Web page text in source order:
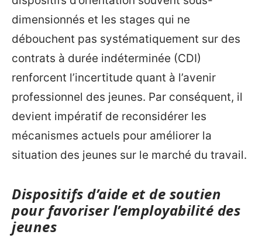
dimensionnés et les stages qui ne
débouchent pas systématiquement sur des
contrats à durée indéterminée (CDI)
renforcent l’incertitude quant à l’avenir
professionnel des jeunes. Par conséquent, il
devient impératif de reconsidérer les
mécanismes actuels pour améliorer la
situation des jeunes sur le marché du travail.
Dispositifs d’aide et de soutien
pour favoriser l’employabilité des
jeunes